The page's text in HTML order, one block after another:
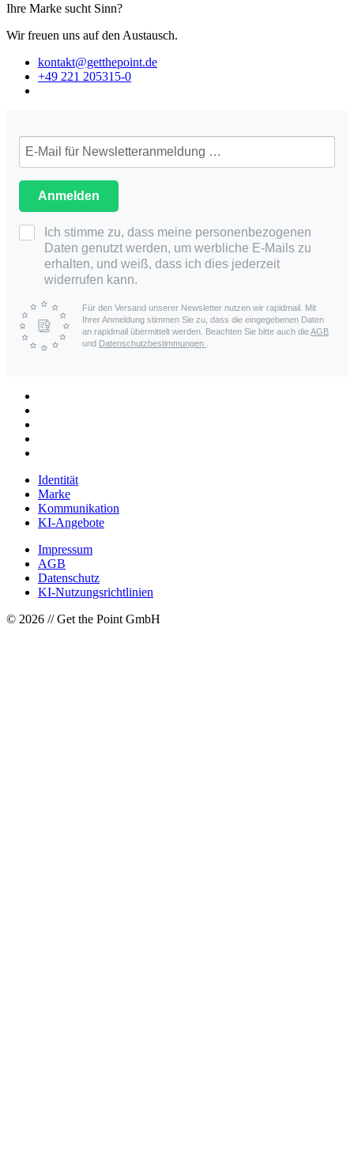
Ihre Marke sucht Sinn?
Wir freuen uns auf den Austausch.
kontakt@getthepoint.de
+49 221 205315-0
Anmelden
Ich stimme zu, dass meine personenbezogenen
Daten genutzt werden, um werbliche E-Mails zu
erhalten, und weiß, dass ich dies jederzeit
widerrufen kann.
Für den Versand unserer Newsletter nutzen wir rapidmail. Mit
Ihrer Anmeldung stimmen Sie zu, dass die eingegebenen Daten
an rapidmail übermittelt werden. Beachten Sie bitte auch dieAGB
und Datenschutzbestimmungen
Identität
Marke
Kommunikation
KI-Angebote
Impressum
AGB
Datenschutz
KI-Nutzungsrichtlinien
© 2026 // Get the Point GmbH